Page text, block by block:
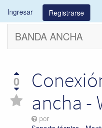
Ingresar Registrarse
BANDA ANCHA
0
ancha -
por